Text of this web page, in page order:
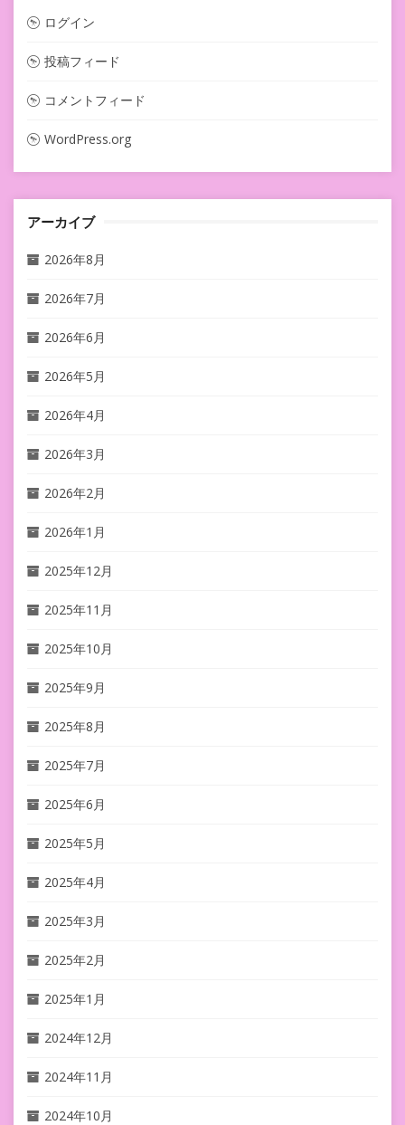
ログイン
投稿フィード
コメントフィード
WordPress.org
アーカイブ
2026年8月
2026年7月
2026年6月
2026年5月
2026年4月
2026年3月
2026年2月
2026年1月
2025年12月
2025年11月
2025年10月
2025年9月
2025年8月
2025年7月
2025年6月
2025年5月
2025年4月
2025年3月
2025年2月
2025年1月
2024年12月
2024年11月
2024年10月